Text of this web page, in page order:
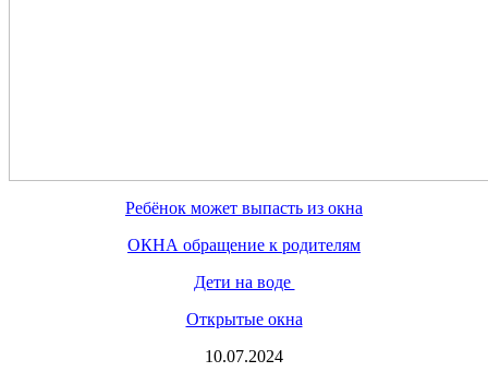
Ребёнок может выпасть из окна
ОКНА обращение к родителям
Дети на воде
Открытые окна
10.07.2024